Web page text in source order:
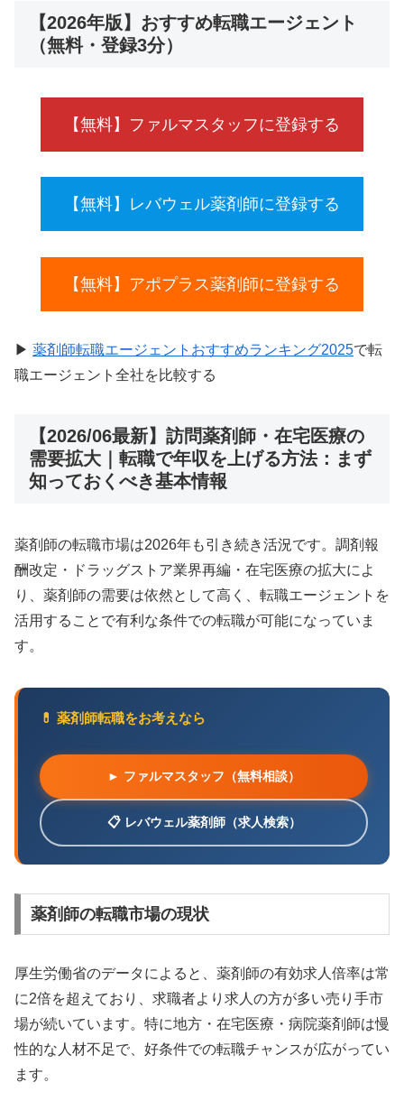
【2026年版】おすすめ転職エージェント
（無料・登録3分）
【無料】ファルマスタッフに登録する
【無料】レバウェル薬剤師に登録する
【無料】アポプラス薬剤師に登録する
▶ 薬剤師転職エージェントおすすめランキング2025で転
職エージェント全社を比較する
【2026/06最新】訪問薬剤師・在宅医療の
需要拡大｜転職で年収を上げる方法：まず
知っておくべき基本情報
薬剤師の転職市場は2026年も引き続き活況です。調剤報
酬改定・ドラッグストア業界再編・在宅医療の拡大によ
り、薬剤師の需要は依然として高く、転職エージェントを
活用することで有利な条件での転職が可能になっていま
す。
💊 薬剤師転職をお考えなら
► ファルマスタッフ（無料相談）
📋 レバウェル薬剤師（求人検索）
薬剤師の転職市場の現状
厚生労働省のデータによると、薬剤師の有効求人倍率は常
に2倍を超えており、求職者より求人の方が多い売り手市
場が続いています。特に地方・在宅医療・病院薬剤師は慢
性的な人材不足で、好条件での転職チャンスが広がってい
ます。